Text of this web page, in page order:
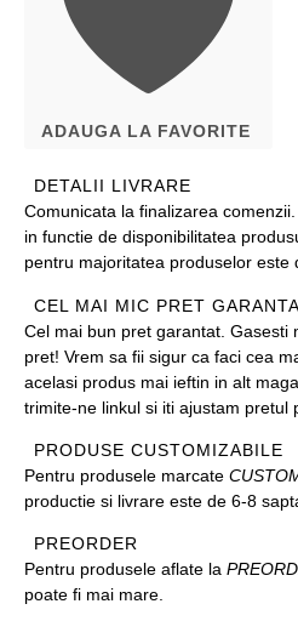
ADAUGA LA FAVORITE
DETALII LIVRARE
Comunicata la finalizarea
in functie de disponibilitatea
pentru majoritatea produselor este
CEL MAI MIC PRET
Cel mai bun pret garantat. Gasesti
pret! Vrem sa fii sigur ca faci cea
acelasi produs mai ieftin in alt
trimite-ne linkul si iti ajustam pretul
PRODUSE CUSTOMIZABILE
Pentru produsele marcate
productie si livrare este de 6-8
PREORDER
Pentru produsele aflate la
poate fi mai mare.